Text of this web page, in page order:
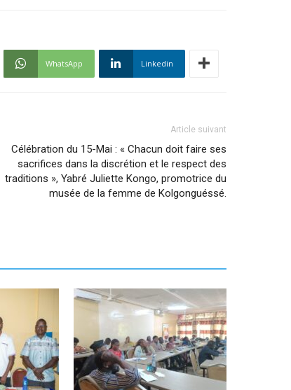
WhatsApp Linkedin
Article suivant
Célébration du 15-Mai : « Chacun doit faire ses
sacrifices dans la discrétion et le respect des
traditions », Yabré Juliette Kongo, promotrice du
musée de la femme de Kolgonguéssé.